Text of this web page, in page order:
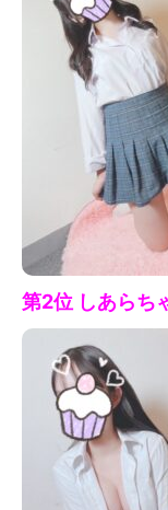
第2位 しあらち